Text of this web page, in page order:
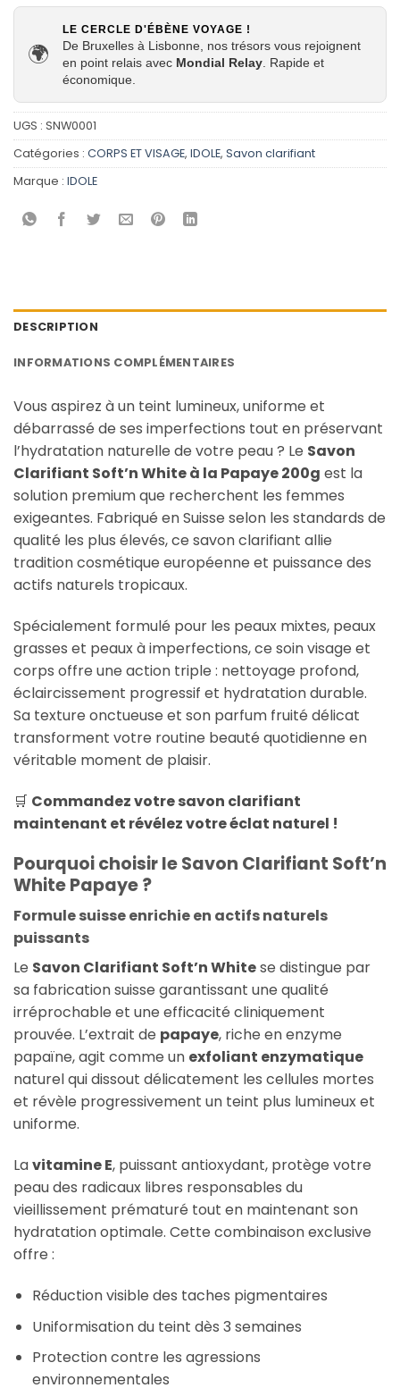
🌍
LE CERCLE D'ÉBÈNE VOYAGE !
De Bruxelles à Lisbonne, nos trésors vous rejoignent
en point relais avec Mondial Relay . Rapide et
économique.
UGS : SNW0001
Catégories : CORPS ET VISAGE, IDOLE, Savon clarifiant
Marque : IDOLE
DESCRIPTION
INFORMATIONS COMPLÉMENTAIRES
Vous aspirez à un teint lumineux, uniforme et
débarrassé de ses imperfections tout en préservant
l’hydratation naturelle de votre peau ? Le Savon
Clarifiant Soft’n White à la Papaye 200g est la
solution premium que recherchent les femmes
exigeantes. Fabriqué en Suisse selon les standards de
qualité les plus élevés, ce savon clarifiant allie
tradition cosmétique européenne et puissance des
actifs naturels tropicaux.
Spécialement formulé pour les peaux mixtes, peaux
grasses et peaux à imperfections, ce soin visage et
corps offre une action triple : nettoyage profond,
éclaircissement progressif et hydratation durable.
Sa texture onctueuse et son parfum fruité délicat
transforment votre routine beauté quotidienne en
véritable moment de plaisir.
🛒 Commandez votre savon clarifiant
maintenant et révélez votre éclat naturel !
Pourquoi choisir le Savon Clarifiant Soft’n
White Papaye ?
Formule suisse enrichie en actifs naturels
puissants
Le Savon Clarifiant Soft’n Whitese distingue par
sa fabrication suisse garantissant une qualité
irréprochable et une efficacité cliniquement
prouvée. L’extrait de papaye, riche en enzyme
papaïne, agit comme un exfoliant enzymatique
naturel qui dissout délicatement les cellules mortes
et révèle progressivement un teint plus lumineux et
uniforme.
Lavitamine E, puissant antioxydant, protège votre
peau des radicaux libres responsables du
vieillissement prématuré tout en maintenant son
hydratation optimale. Cette combinaison exclusive
offre :
Réduction visible des taches pigmentaires
Uniformisation du teint dès 3 semaines
Protection contre les agressions
environnementales